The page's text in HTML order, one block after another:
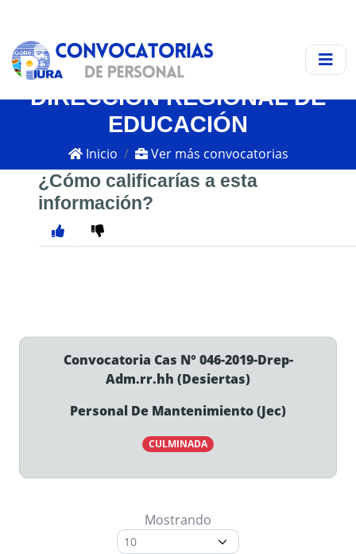
DIRECCIÓN REGIONAL DE
EDUCACIÓN
Inicio Ver más convocatorias
¿Cómo calificarías a esta
información?
Convocatoria Cas N° 046-2019-Drep-
Adm.rr.hh (Desiertas)
Personal De Mantenimiento (Jec)
CULMINADA
Mostrando